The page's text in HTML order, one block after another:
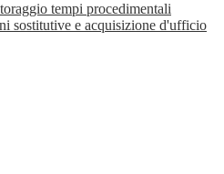
tempi procedimentali
sostitutive e acquisizione d'ufficio